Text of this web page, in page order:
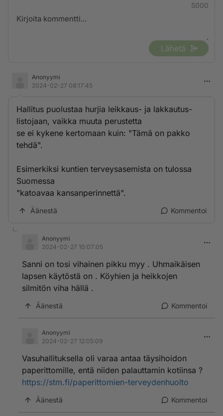
5000
Lähetä
Anonyymi
2024-02-27 08:17:45
Hallitus puolustaa hurjia leikkaus- ja lakkautus­
listojaan, vaikka muuta perustetta
se ei kykene kertomaan kuin: "Tämä on pakko
tehdä".
Esimerkiksi kuntien terveysasemista on tulossa
Suomessa
"katoavaa kansanperinnettä".
Äänestä Kommentoi
Anonyymi
2024-02-27 10:07:05
Sanni on tosi vihainen pikku myy . Uhmaikäisen
lapsen käytöstä on . Köyhien ja heikkojen
silmitön viha hällä .
Äänestä Kommentoi
Anonyymi
2024-02-27 12:05:09
Vasuhallituksella oli varaa antaa täysihoidon
paperittomille, entä niiden palauttamin kotiinsa ?
https://stm.fi/paperittomien-terveydenhuolto
Äänestä Kommentoi